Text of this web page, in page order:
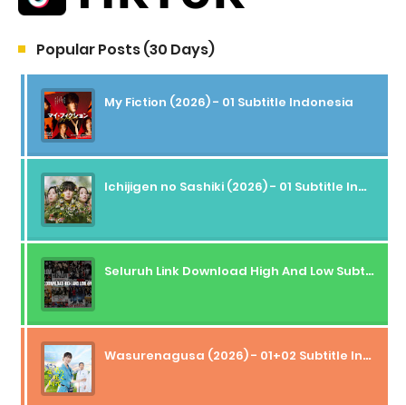
Popular Posts (30 Days)
My Fiction (2026) - 01 Subtitle Indonesia
Ichijigen no Sashiki (2026) - 01 Subtitle Indonesia
Seluruh Link Download High And Low Subtitle Indonesia
Wasurenagusa (2026) - 01+02 Subtitle Indonesia